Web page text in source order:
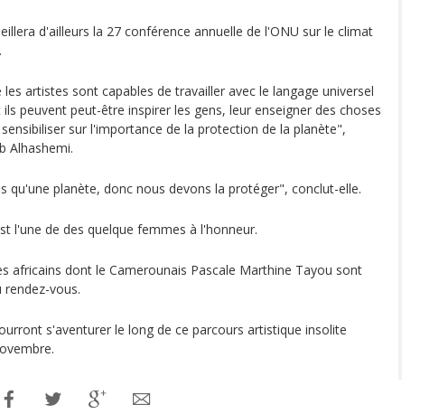
d'ailleurs la 27 conférence annuelle de l'ONU sur le climat
les artistes sont capables de travailler avec le langage universel
peuvent peut-être inspirer les gens, leur enseigner des choses
sur l'importance de la protection de la planète",
Alhashemi.
qu'une planète, donc nous devons la protéger", conclut-elle.
l'une de des quelque femmes à l'honneur.
africains dont le Camerounais Pascale Marthine Tayou sont
vous.
s'aventurer le long de ce parcours artistique insolite